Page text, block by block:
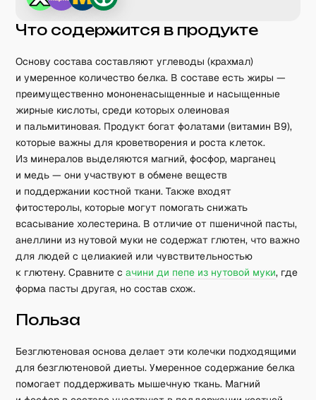
Что содержится в продукте
Основу состава составляют углеводы (крахмал)
и умеренное количество белка. В составе есть жиры —
преимущественно мононенасыщенные и насыщенные
жирные кислоты, среди которых олеиновая
и пальмитиновая. Продукт богат фолатами (витамин B9),
которые важны для кроветворения и роста клеток.
Из минералов выделяются магний, фосфор, марганец
и медь — они участвуют в обмене веществ
и поддержании костной ткани. Также входят
фитостеролы, которые могут помогать снижать
всасывание холестерина. В отличие от пшеничной пасты,
анеллини из нутовой муки не содержат глютен, что важно
для людей с целиакией или чувствительностью
к глютену. Сравните сачини ди пепе из нутовой муки, где
форма пасты другая, но состав схож.
Польза
Безглютеновая основа делает эти колечки подходящими
для безглютеновой диеты. Умеренное содержание белка
помогает поддерживать мышечную ткань. Магний